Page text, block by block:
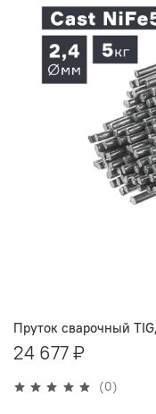
(0)
Пруток сварочный
24 677 ₽